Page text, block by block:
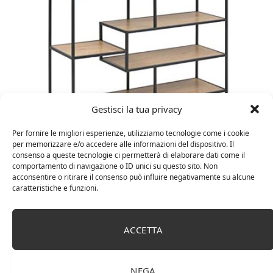
Gestisci la tua privacy
Per fornire le migliori esperienze, utilizziamo tecnologie come i cookie
per memorizzare e/o accedere alle informazioni del dispositivo. Il
consenso a queste tecnologie ci permetterà di elaborare dati come il
comportamento di navigazione o ID unici su questo sito. Non
acconsentire o ritirare il consenso può influire negativamente su alcune
caratteristiche e funzioni.
ACCETTA
NEGA
Amazon Basics Martin – Libreria, 35 x 114 x 78 cm
(Lu x La x A), effetto quercia(In precedenza
marchio Movian)